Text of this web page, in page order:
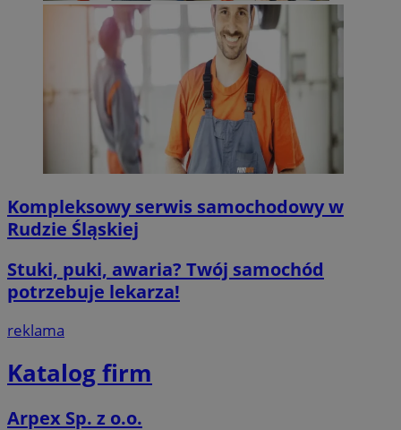
Kompleksowy serwis samochodowy w
Rudzie Śląskiej
Stuki, puki, awaria? Twój samochód
potrzebuje lekarza!
reklama
Katalog firm
Arpex Sp. z o.o.